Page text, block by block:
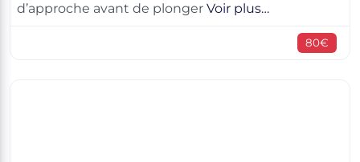
d’approche avant de plonger Voir plus…
80€